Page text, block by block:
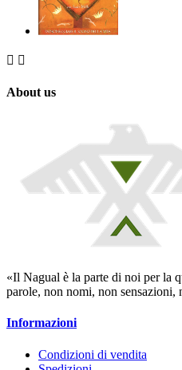
 
About us
«Il Nagual è la parte di noi per la
parole, non nomi, non sensazioni,
Informazioni
Condizioni di vendita